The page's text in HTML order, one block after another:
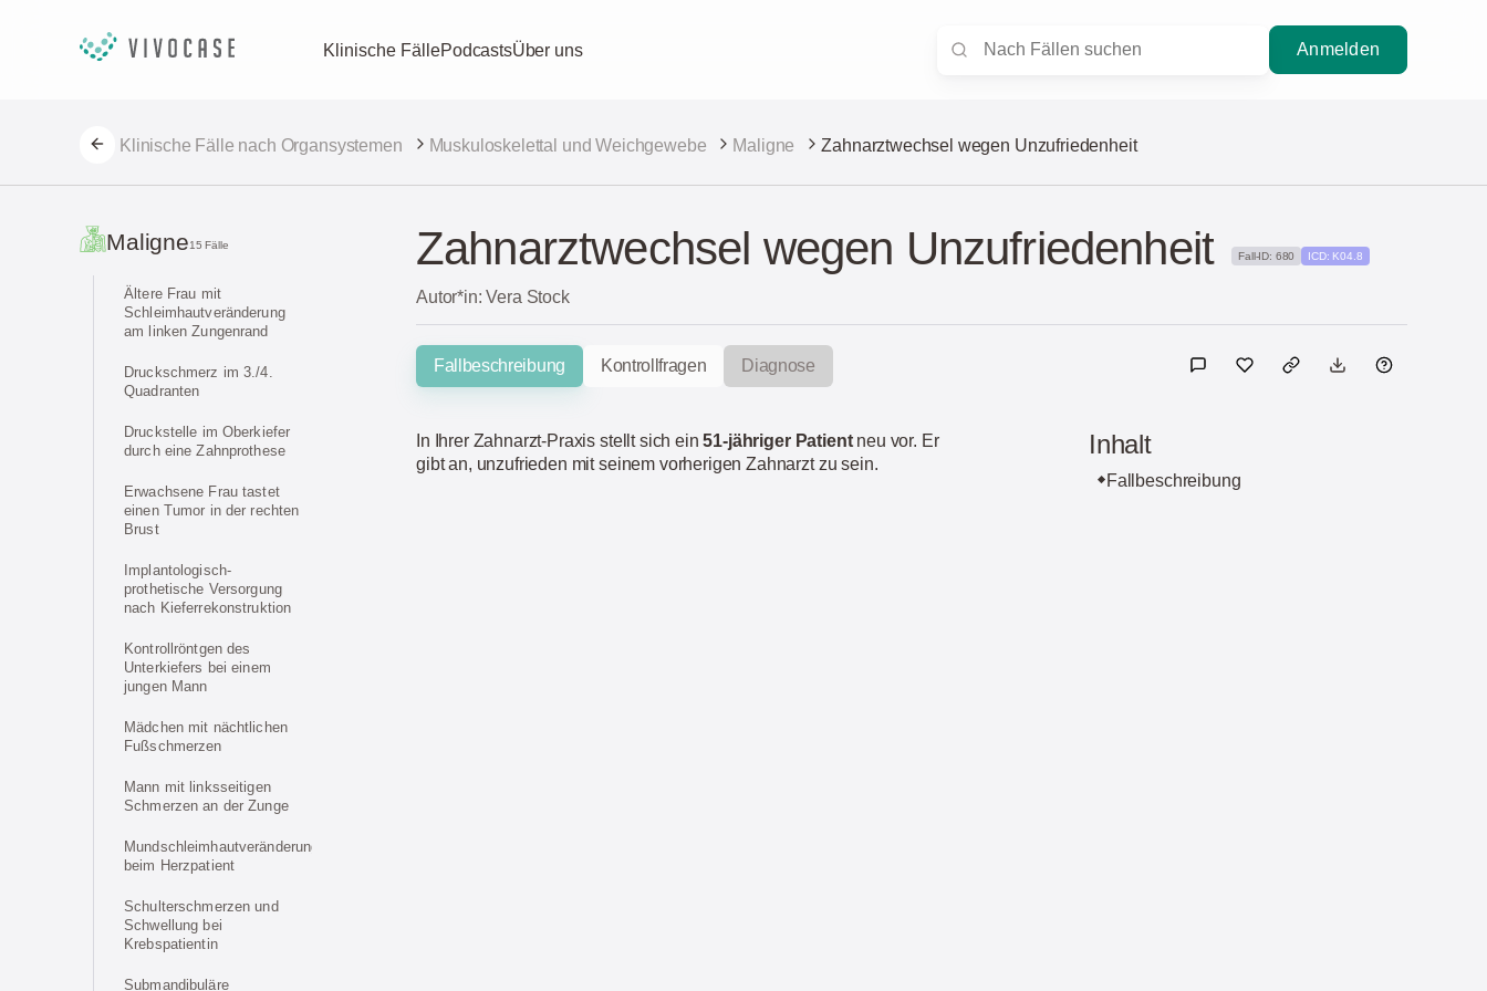
Klinische FällePodcastsÜber uns Anmelden
Klinische Fälle nach Organsystemen Muskuloskelettal und Weichgewebe Maligne Zahnarztwechsel wegen Unzufriedenheit
Maligne15 Fälle
Ältere Frau mit
Schleimhautveränderung
am linken Zungenrand
Druckschmerz im 3./4.
Quadranten
Druckstelle im Oberkiefer
durch eine Zahnprothese
Erwachsene Frau tastet
einen Tumor in der rechten
Brust
Implantologisch-
prothetische Versorgung
nach Kieferrekonstruktion
Kontrollröntgen des
Unterkiefers bei einem
jungen Mann
Mädchen mit nächtlichen
Fußschmerzen
Mann mit linksseitigen
Schmerzen an der Zunge
Mundschleimhautveränderung
beim Herzpatient
Schulterschmerzen und
Schwellung bei
Krebspatientin
Submandibuläre
Zahnarztwechsel wegen Unzufriedenheit Fall-ID: 680 ICD: K04.8
Autor*in: Vera Stock
Fallbeschreibung Kontrollfragen Diagnose
In Ihrer Zahnarzt-Praxis stellt sich ein51-jähriger Patientneu vor. Er
gibt an, unzufrieden mit seinem vorherigen Zahnarzt zu sein.
Inhalt
Fallbeschreibung